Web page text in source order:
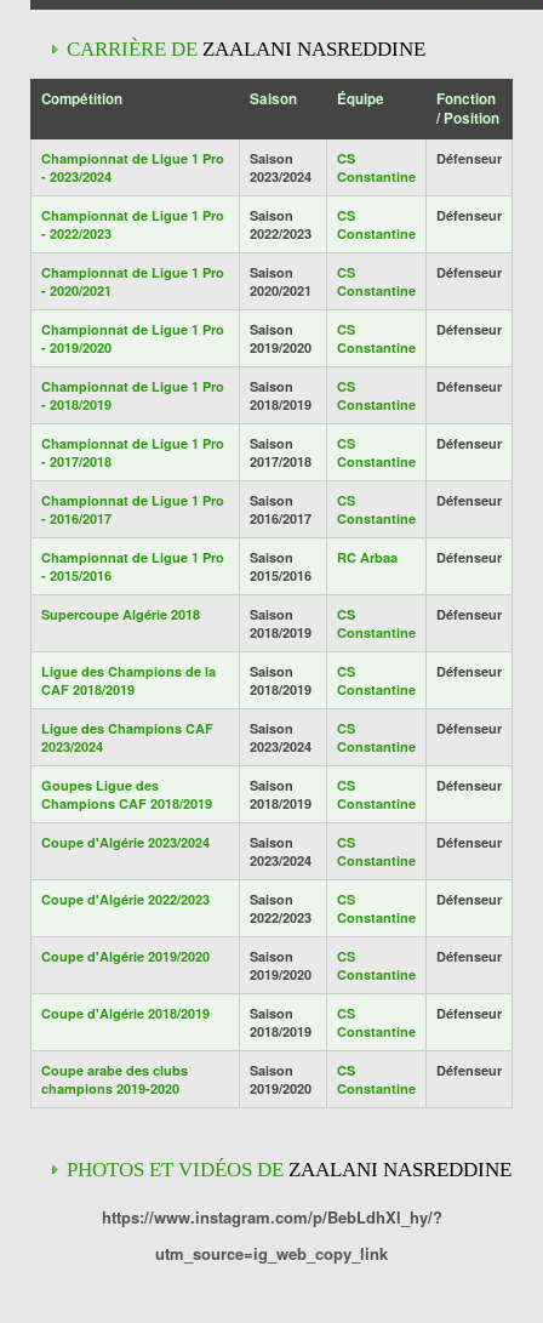
CARRIÈRE DE ZAALANI NASREDDINE
Compétition Saison Équipe
Fonction
/ Position
Championnat de Ligue 1 Pro
- 2023/2024
Saison
2023/2024
CS
Constantine
Défenseur
Championnat de Ligue 1 Pro
- 2022/2023
Saison
2022/2023
CS
Constantine
Défenseur
Championnat de Ligue 1 Pro
- 2020/2021
Saison
2020/2021
CS
Constantine
Défenseur
Championnat de Ligue 1 Pro
- 2019/2020
Saison
2019/2020
CS
Constantine
Défenseur
Championnat de Ligue 1 Pro
- 2018/2019
Saison
2018/2019
CS
Constantine
Défenseur
Championnat de Ligue 1 Pro
- 2017/2018
Saison
2017/2018
CS
Constantine
Défenseur
Championnat de Ligue 1 Pro
- 2016/2017
Saison
2016/2017
CS
Constantine
Défenseur
Championnat de Ligue 1 Pro
- 2015/2016
Saison
2015/2016
RC Arbaa Défenseur
Supercoupe Algérie 2018
Saison
2018/2019
CS
Constantine
Défenseur
Ligue des Champions de la
CAF 2018/2019
Saison
2018/2019
CS
Constantine
Défenseur
Ligue des Champions CAF
2023/2024
Saison
2023/2024
CS
Constantine
Défenseur
Goupes Ligue des
Champions CAF 2018/2019
Saison
2018/2019
CS
Constantine
Défenseur
Coupe d'Algérie 2023/2024
Saison
2023/2024
CS
Constantine
Défenseur
Coupe d'Algérie 2022/2023
Saison
2022/2023
CS
Constantine
Défenseur
Coupe d'Algérie 2019/2020
Saison
2019/2020
CS
Constantine
Défenseur
Coupe d'Algérie 2018/2019
Saison
2018/2019
CS
Constantine
Défenseur
Coupe arabe des clubs
champions 2019-2020
Saison
2019/2020
CS
Constantine
Défenseur
PHOTOS ET VIDÉOS DE ZAALANI NASREDDINE
https://www.instagram.com/p/BebLdhXl_hy/?
utm_source=ig_web_copy_link